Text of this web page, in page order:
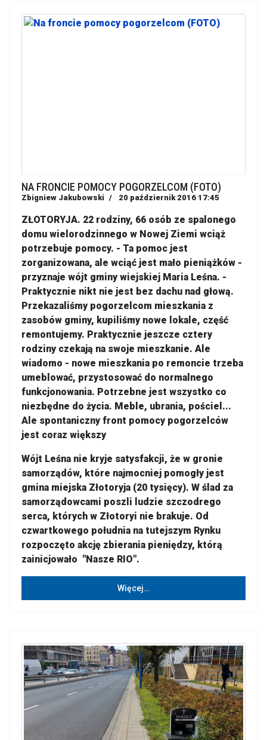
NA FRONCIE POMOCY POGORZELCOM (FOTO)
Zbigniew Jakubowski 20 październik 2016 17:45
ZŁOTORYJA. 22 rodziny, 66 osób ze spalonego
domu wielorodzinnego w Nowej Ziemi wciąż
potrzebuje pomocy. - Ta pomoc jest
zorganizowana, ale wciąć jest mało pieniążków -
przyznaje wójt gminy wiejskiej Maria Leśna. -
Praktycznie nikt nie jest bez dachu nad głową.
Przekazaliśmy pogorzelcom mieszkania z
zasobów gminy, kupiliśmy nowe lokale, część
remontujemy. Praktycznie jeszcze cztery
rodziny czekają na swoje mieszkanie. Ale
wiadomo - nowe mieszkania po remoncie trzeba
umeblować, przystosować do normalnego
funkcjonowania. Potrzebne jest wszystko co
niezbędne do życia. Meble, ubrania, pościel...
Ale spontaniczny front pomocy pogorzelców
jest coraz większy
Wójt Leśna nie kryje satysfakcji, że w gronie
samorządów, które najmocniej pomogły jest
gmina miejska Złotoryja (20 tysięcy). W ślad za
samorządowcami poszli ludzie szczodrego
serca, których w Złotoryi nie brakuje. Od
czwartkowego południa na tutejszym Rynku
rozpoczęto akcję zbierania pieniędzy, którą
zainicjowało "Nasze RIO".
Więcej…